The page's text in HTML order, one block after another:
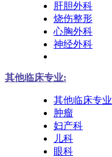
肝胆外科
烧伤整形
心胸外科
神经外科
其他临床专业:
其他临床专业
肿瘤
妇产科
儿科
眼科